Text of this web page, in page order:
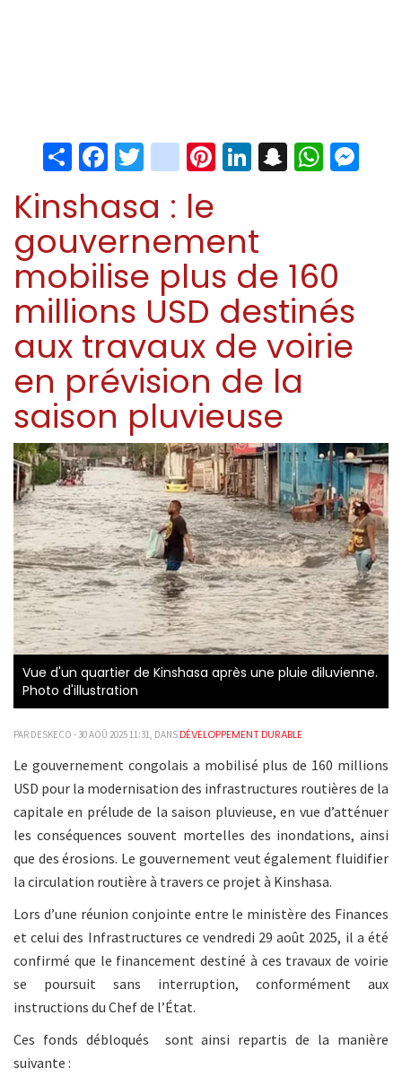
ShareFacebook
Twitter
instagram
Pinterest
LinkedIn
Snapchat
Kinshasa : le
gouvernement
mobilise plus de 160
millions USD destinés
aux travaux de voirie
en prévision de la
saison pluvieuse
Vue d'un quartier de Kinshasa après une pluie diluvienne.
Photo d'illustration
PAR DESKECO - 30 AOÛ 2025 11:31, DANS DÉVELOPPEMENT DURABLE
Le gouvernement congolais a mobilisé plus de 160 millions
USD pour la modernisation des infrastructures routières de la
capitale en prélude de la saison pluvieuse, en vue d’atténuer
les conséquences souvent mortelles des inondations, ainsi
que des érosions. Le gouvernement veut également fluidifier
la circulation routière à travers ce projet à Kinshasa.
Lors d’une réunion conjointe entre le ministère des Finances
et celui des Infrastructures ce vendredi 29 août 2025, il a été
confirmé que le financement destiné à ces travaux de voirie
se poursuit sans interruption, conformément aux
instructions du Chef de l’État.
Ces fonds débloqués sont ainsi repartis de la manière
suivante :